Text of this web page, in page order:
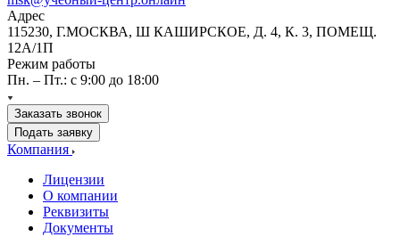
Адрес
115230, Г.МОСКВА, Ш КАШИРСКОЕ, Д. 4, К. 3, ПОМЕЩ.
12А/1П
Режим работы
Пн. – Пт.: с 9:00 до 18:00
Заказать звонок
Подать заявку
Компания
Лицензии
О компании
Реквизиты
Документы